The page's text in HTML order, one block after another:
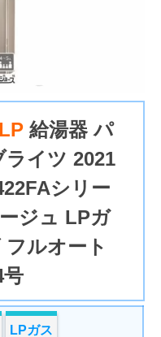
LP給湯器 パ
ライツ 2021
シリー
ジュ LPガ
ルオート
LPガス